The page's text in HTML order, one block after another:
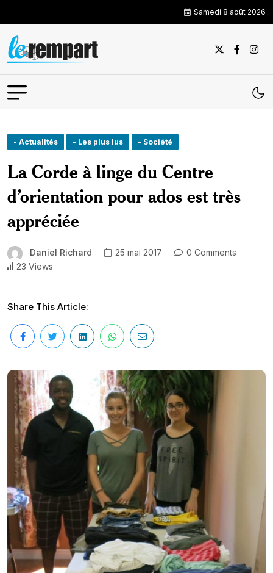
Samedi 8 août 2026
- Actualités - Les plus lus - Société
La Corde à linge du Centre
d’orientation pour ados est très
appréciée
Daniel Richard 25 mai 2017
0 Comments
23 Views
Share This Article: